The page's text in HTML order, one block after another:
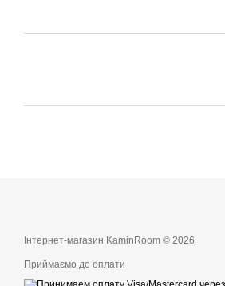
Інтернет-магазин KaminRoom © 2026
Приймаємо до оплати